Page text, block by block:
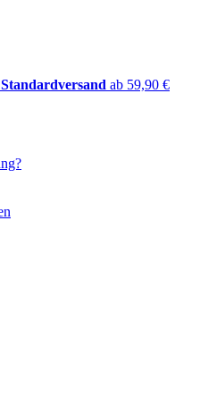
ab 59,90 €